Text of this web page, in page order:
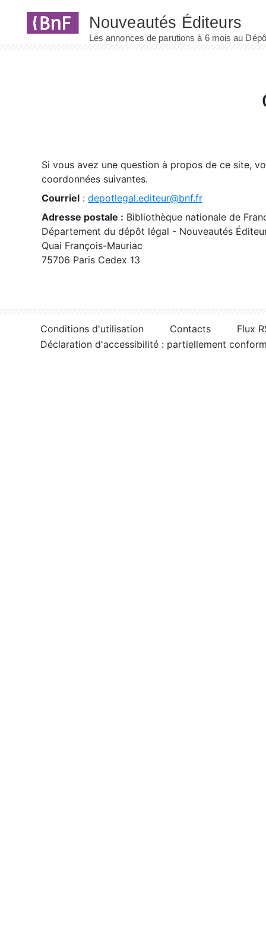
Si vous avez une question à propos de ce site,
coordonnées suivantes.
Courriel : depotlegal.editeur@bnf.fr
Adresse postale : Bibliothèque nationale de
Département du dépôt légal - Nouveautés
Quai François-Mauriac
75706 Paris Cedex 13
Conditions d'utilisation Contacts
Flux
Déclaration d'accessibilité : partiellement